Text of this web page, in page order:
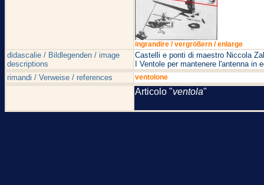
ingrandire / vergrößern / enlarge
didascalie / Bildlegenden / image
descriptions
Castelli e ponti di maestro Niccola
I Ventole per mantenere l'antenna
rimandi / Verweise / references
ventolone
Articolo "ventola"